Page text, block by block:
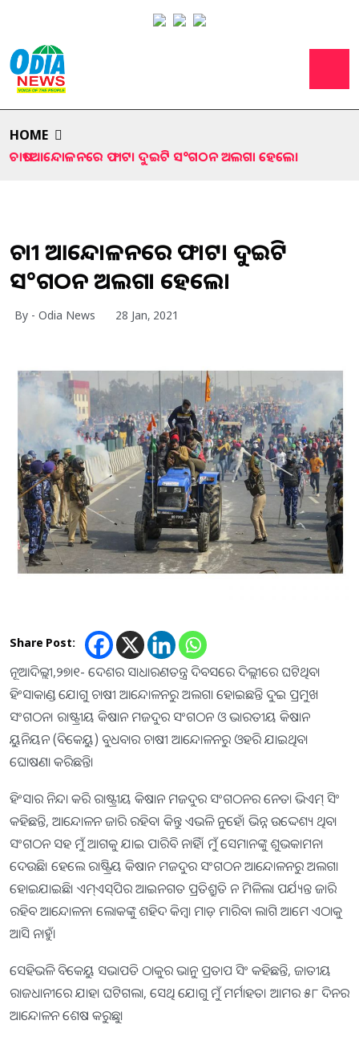
HOME
ଚାଷୀ ଆନ୍ଦୋଳନରେ ଫାଟ। ଦୁଇଟି ସ°ଗଠନ ଅଲଗା ହେଲେ।
ଚାଷୀ ଆନ୍ଦୋଳନରେ ଫାଟ। ଦୁଇଟି
ସ°ଗଠନ ଅଲଗା ହେଲେ।
By - Odia News 28 Jan, 2021
Share Post:
ନୂଆଦିଲ୍ଲୀ,୨୭ା୧- ଦେଶର ସାଧାରଣତନ୍ତ୍ର ଦିବସରେ ଦିଲ୍ଲୀରେ ଘଟିଥିବା
ହିଂସାକାଣ୍ଡ ଯୋଗୁ ଚାଷୀ ଆନ୍ଦୋଳନରୁ ଅଲଗା ହୋଇଛନ୍ତି ଦୁଇ ପ୍ରମୁଖ
ସଂଗଠନ। ରାଷ୍ଟ୍ରୀୟ କିଷାନ ମଜଦୁର ସଂଗଠନ ଓ ଭାରତୀୟ କିଷାନ
ୟୁନିୟନ (ବିକେୟୁ) ବୁଧବାର ଚାଷୀ ଆନ୍ଦୋଳନରୁ ଓହରି ଯାଇଥିବା
ଘୋଷଣା କରିଛନ୍ତି।
ହିଂସାର ନିନ୍ଦା କରି ରାଷ୍ଟ୍ରୀୟ କିଷାନ ମଜଦୁର ସଂଗଠନର ନେତା ଭିଏମ୍‌ ସିଂ
କହିଛନ୍ତି, ଆନ୍ଦୋଳନ ଜାରି ରହିବ। କିନ୍ତୁ ଏଭଳି ନୁହେଁ। ଭିନ୍ନ ଉଦ୍ଦେଶ୍ୟ ଥିବା
ସଂଗଠନ ସହ ମୁଁ ଆଗକୁ ଯାଇ ପାରିବି ନାହିଁ। ମୁଁ ସେମାନଙ୍କୁ ଶୁଭକାମନା
ଦେଉଛି। ହେଲେ ରାଷ୍ଟ୍ରିୟ କିଷାନ ମଜଦୁର ସଂଗଠନ ଆନ୍ଦୋଳନରୁ ଅଲଗା
ହୋଇଯାଇଛି। ଏମ୍‌ଏସ୍‌ପିର ଆଇନଗତ ପ୍ରତିଶ୍ରୁତି ନ ମିଳିଲା ପର୍ଯ୍ୟନ୍ତ ଜାରି
ରହିବ ଆନ୍ଦୋଳନ। ଲୋକଙ୍କୁ ଶହିଦ କିମ୍ବା ମାଡ଼ ମାରିବା ଲାଗି ଆମେ ଏଠାକୁ
ଆସି ନାହୁଁ।
ସେହିଭଳି ବିକେୟୁ ସଭାପତି ଠାକୁର ଭାନୁ ପ୍ରତାପ ସିଂ କହିଛନ୍ତି, ଜାତୀୟ
ରାଜଧାନୀରେ ଯାହା ଘଟିଗଲା, ସେଥି ଯୋଗୁ ମୁଁ ମର୍ମାହତ। ଆମର ୫୮ ଦିନର
ଆନ୍ଦୋଳନ ଶେଷ କରୁଛୁ।